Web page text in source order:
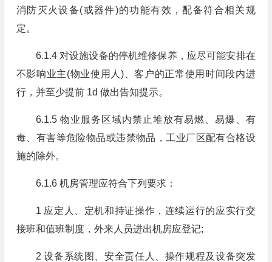
消防灭火设备(或器件)的功能有效，配备符合相关规
定。
6.1.4 对设施设备的停机维修保养，应尽可能安排在
不影响业主(物业使用人)、客户的正常使用时间段内进
行，并至少提前 1d 做出告知提示。
6.1.5 物业服务区域内禁止堆放有易燃、易爆、有
毒、有害等危险物品或违禁物品，工业厂区配有合格设
施的除外。
6.1.6 机房管理应符合下列要求：
1 应定人、定机和持证操作，连续运行的应实行交
接班和值班制度，外来人员进出机房应登记;
2 设备系统图、安全责任人、操作规程及设备突发